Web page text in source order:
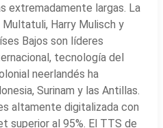
extremadamente largas. La
Harry Mulisch y
Bajos son líderes
tecnología del
neerlandés ha
Surinam y las Antillas.
altamente digitalizada con
superior al 95%. El TTS de